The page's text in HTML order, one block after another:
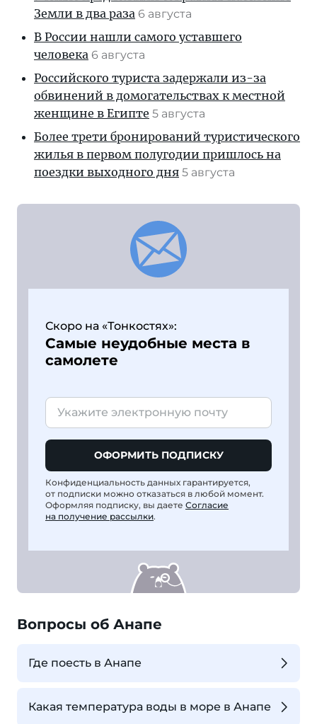
Земли в два раза 6 августа
В России нашли самого уставшего
человека 6 августа
Российского туриста задержали из-за
обвинений в домогательствах к местной
женщине в Египте 5 августа
Более трети бронирований туристического
жилья в первом полугодии пришлось на
поездки выходного дня 5 августа
Скоро на «Тонкостях»:
Самые неудобные места в
самолете
ОФОРМИТЬ ПОДПИСКУ
Конфиденциальность данных гарантируется,
от подписки можно отказаться в любой момент.
Оформляя подписку, вы даете Согласие
на получение рассылки.
Вопросы об Анапе
Где поесть в Анапе
Какая температура воды в море в Анапе